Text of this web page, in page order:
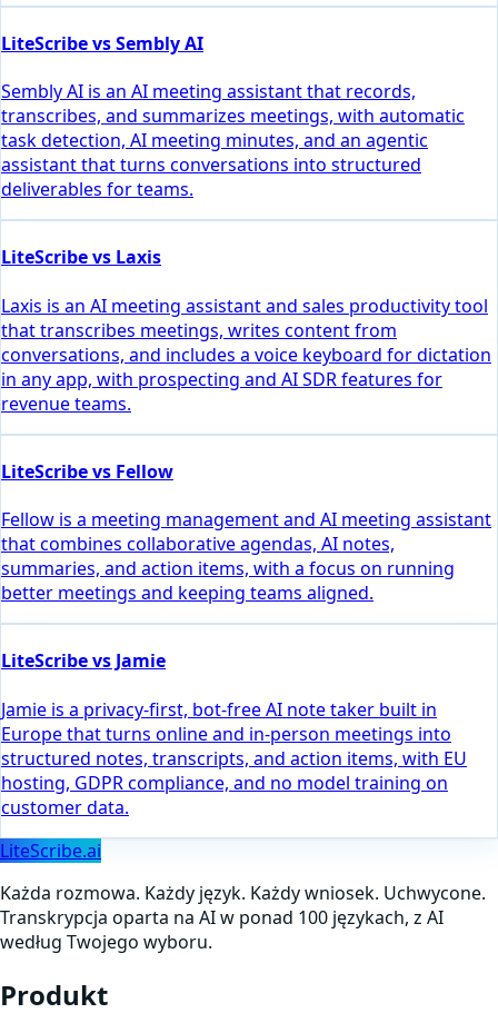
LiteScribe vs Sembly AI
Sembly AI is an AI meeting assistant that records,
transcribes, and summarizes meetings, with automatic
task detection, AI meeting minutes, and an agentic
assistant that turns conversations into structured
deliverables for teams.
LiteScribe vs Laxis
Laxis is an AI meeting assistant and sales productivity tool
that transcribes meetings, writes content from
conversations, and includes a voice keyboard for dictation
in any app, with prospecting and AI SDR features for
revenue teams.
LiteScribe vs Fellow
Fellow is a meeting management and AI meeting assistant
that combines collaborative agendas, AI notes,
summaries, and action items, with a focus on running
better meetings and keeping teams aligned.
LiteScribe vs Jamie
Jamie is a privacy-first, bot-free AI note taker built in
Europe that turns online and in-person meetings into
structured notes, transcripts, and action items, with EU
hosting, GDPR compliance, and no model training on
customer data.
LiteScribe.ai
Każda rozmowa. Każdy język. Każdy wniosek. Uchwycone.
Transkrypcja oparta na AI w ponad 100 językach, z AI
według Twojego wyboru.
Produkt